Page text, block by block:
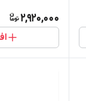
2,920,000